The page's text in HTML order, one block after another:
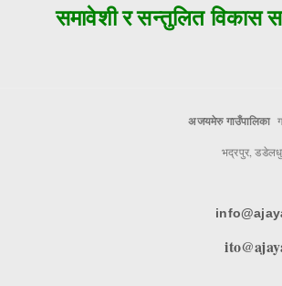
समावेशी र सन्तुलित विकास
अजयमेरु गाउँपालिका
भद्रपुर,